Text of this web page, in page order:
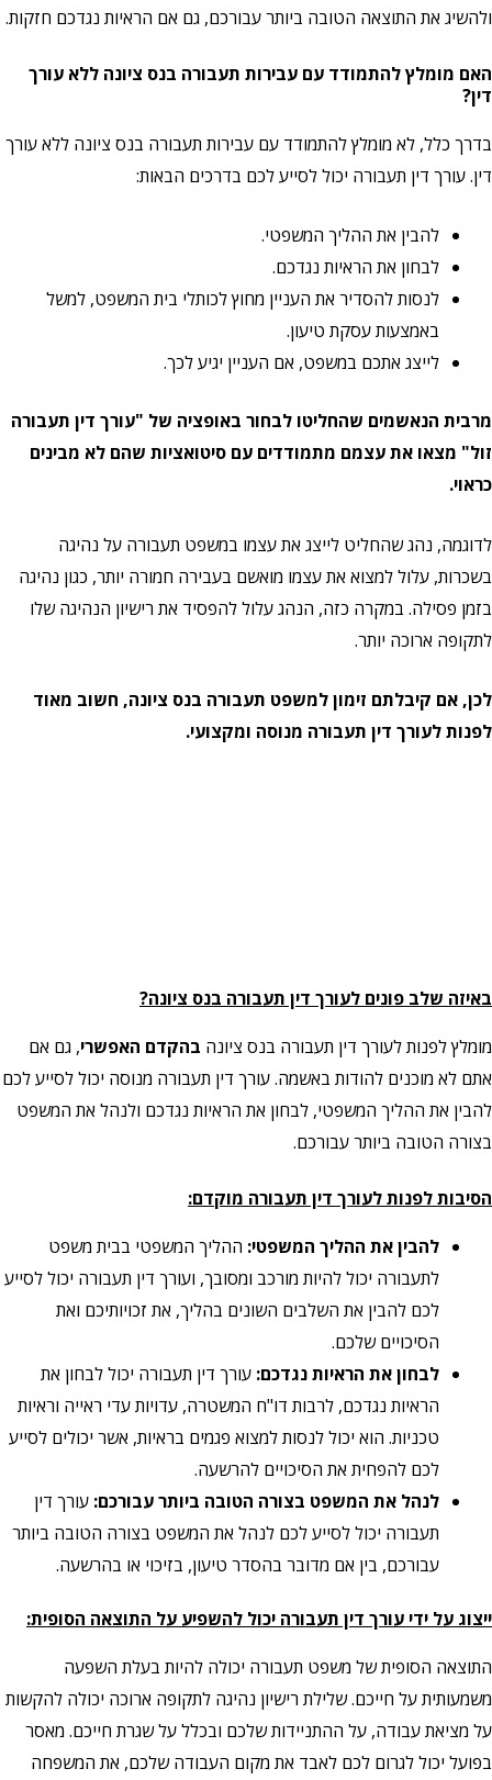
ולהשיג את התוצאה הטובה ביותר עבורכם, גם אם הראיות נגדכם חזקות.
האם מומלץ להתמודד עם עבירות תעבורה בנס ציונה ללא עורך
דין?
בדרך כלל, לא מומלץ להתמודד עם עבירות תעבורה בנס ציונה ללא עורך
דין. עורך דין תעבורה יכול לסייע לכם בדרכים הבאות:
להבין את ההליך המשפטי.
לבחון את הראיות נגדכם.
לנסות להסדיר את העניין מחוץ לכותלי בית המשפט, למשל
באמצעות עסקת טיעון.
לייצג אתכם במשפט, אם העניין יגיע לכך.
מרבית הנאשמים שהחליטו לבחור באופציה של "עורך דין תעבורה
זול" מצאו את עצמם מתמודדים עם סיטואציות שהם לא מבינים
כראוי.
לדוגמה, נהג שהחליט לייצג את עצמו במשפט תעבורה על נהיגה
בשכרות, עלול למצוא את עצמו מואשם בעבירה חמורה יותר, כגון נהיגה
בזמן פסילה. במקרה כזה, הנהג עלול להפסיד את רישיון הנהיגה שלו
לתקופה ארוכה יותר.
לכן, אם קיבלתם זימון למשפט תעבורה בנס ציונה, חשוב מאוד
לפנות לעורך דין תעבורה מנוסה ומקצועי.
באיזה שלב פונים לעורך דין תעבורה בנס ציונה?
מומלץ לפנות לעורך דין תעבורה בנס ציונה בהקדם האפשרי, גם אם
אתם לא מוכנים להודות באשמה. עורך דין תעבורה מנוסה יכול לסייע לכם
להבין את ההליך המשפטי, לבחון את הראיות נגדכם ולנהל את המשפט
בצורה הטובה ביותר עבורכם.
הסיבות לפנות לעורך דין תעבורה מוקדם:
להבין את ההליך המשפטי: ההליך המשפטי בבית משפט
לתעבורה יכול להיות מורכב ומסובך, ועורך דין תעבורה יכול לסייע
לכם להבין את השלבים השונים בהליך, את זכויותיכם ואת
הסיכויים שלכם.
לבחון את הראיות נגדכם: עורך דין תעבורה יכול לבחון את
הראיות נגדכם, לרבות דו"ח המשטרה, עדויות עדי ראייה וראיות
טכניות. הוא יכול לנסות למצוא פגמים בראיות, אשר יכולים לסייע
לכם להפחית את הסיכויים להרשעה.
לנהל את המשפט בצורה הטובה ביותר עבורכם: עורך דין
תעבורה יכול לסייע לכם לנהל את המשפט בצורה הטובה ביותר
עבורכם, בין אם מדובר בהסדר טיעון, בזיכוי או בהרשעה.
ייצוג על ידי עורך דין תעבורה יכול להשפיע על התוצאה הסופית:
התוצאה הסופית של משפט תעבורה יכולה להיות בעלת השפעה
משמעותית על חייכם. שלילת רישיון נהיגה לתקופה ארוכה יכולה להקשות
על מציאת עבודה, על ההתניידות שלכם ובכלל על שגרת חייכם. מאסר
בפועל יכול לגרום לכם לאבד את מקום העבודה שלכם, את המשפחה